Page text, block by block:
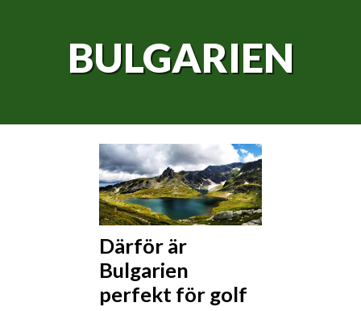
BULGARIEN
Därför är
Bulgarien
perfekt för golf